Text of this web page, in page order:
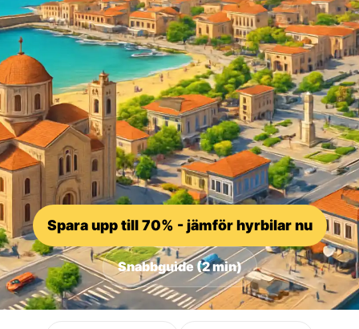
Spara upp till 70% - jämför hyrbilar nu
Snabbguide (2 min)